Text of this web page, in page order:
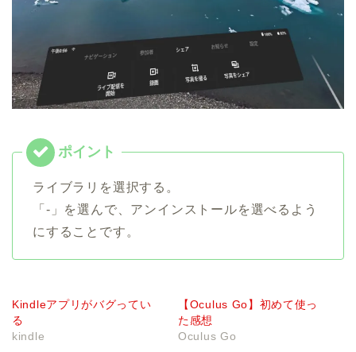
ライブラリを選択する。
「-」を選んで、アンインストールを選べるよう
にすることです。
Kindleアプリがバグってい
る
kindle
【Oculus Go】初めて使っ
た感想
Oculus Go